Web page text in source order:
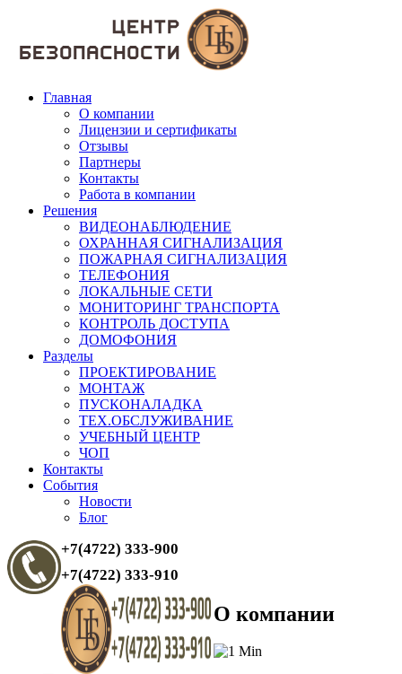
Главная
О компании
Лицензии и сертификаты
Отзывы
Партнеры
Контакты
Работа в компании
Решения
ВИДЕОНАБЛЮДЕНИЕ
ОХРАННАЯ СИГНАЛИЗАЦИЯ
ПОЖАРНАЯ СИГНАЛИЗАЦИЯ
ТЕЛЕФОНИЯ
ЛОКАЛЬНЫЕ СЕТИ
МОНИТОРИНГ ТРАНСПОРТА
КОНТРОЛЬ ДОСТУПА
ДОМОФОНИЯ
Разделы
ПРОЕКТИРОВАНИЕ
МОНТАЖ
ПУСКОНАЛАДКА
ТЕХ.ОБСЛУЖИВАНИЕ
УЧЕБНЫЙ ЦЕНТР
ЧОП
Контакты
События
Новости
Блог
+7(4722) 333-900
+7(4722) 333-910
О компании